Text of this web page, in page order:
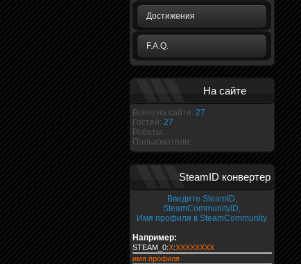
Достижения
F.A.Q.
На сайте
Всего на сайте: 27
Гостей: 27
Роботы:
Пользователи:
SteamID конвертер
Введите SteamID,
SteamCommunityID,
Имя профиля в SteamCommunity
Например:
STEAM_0:X:XXXXXXXX
имя профиля